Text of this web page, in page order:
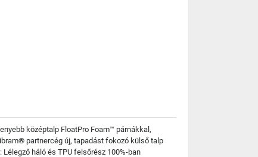
középtalp FloatPro Foam™ párnákkal,
partnercég új, tapadást fokozó külső talp
háló és TPU felsőrész 100%-ban